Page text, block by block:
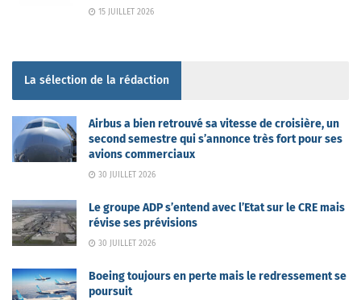
15 JUILLET 2026
La sélection de la rédaction
Airbus a bien retrouvé sa vitesse de croisière, un
second semestre qui s’annonce très fort pour ses
avions commerciaux
30 JUILLET 2026
Le groupe ADP s’entend avec l’Etat sur le CRE mais
révise ses prévisions
30 JUILLET 2026
Boeing toujours en perte mais le redressement se
poursuit